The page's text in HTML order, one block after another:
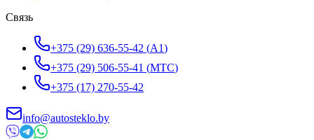
Связь
+375 (29) 636-55-42 (A1)
+375 (29) 506-55-41 (МТС)
+375 (17) 270-55-42
info@autosteklo.by